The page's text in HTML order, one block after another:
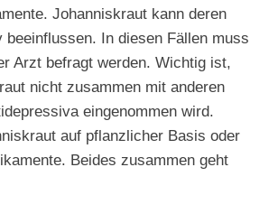
Johanniskraut kann deren
beeinflussen. In diesen Fällen muss
Arzt befragt werden. Wichtig ist,
nicht zusammen mit anderen
eingenommen wird.
auf pflanzlicher Basis oder
Beides zusammen geht